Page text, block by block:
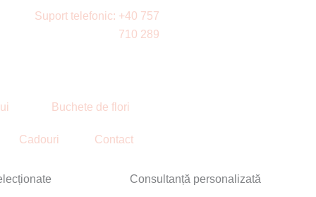
Suport telefonic: +40 757
710 289
Buchete de flori
Cadouri Contact
Consultanță personalizată